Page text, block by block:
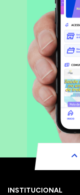
INSTITUCIONAL